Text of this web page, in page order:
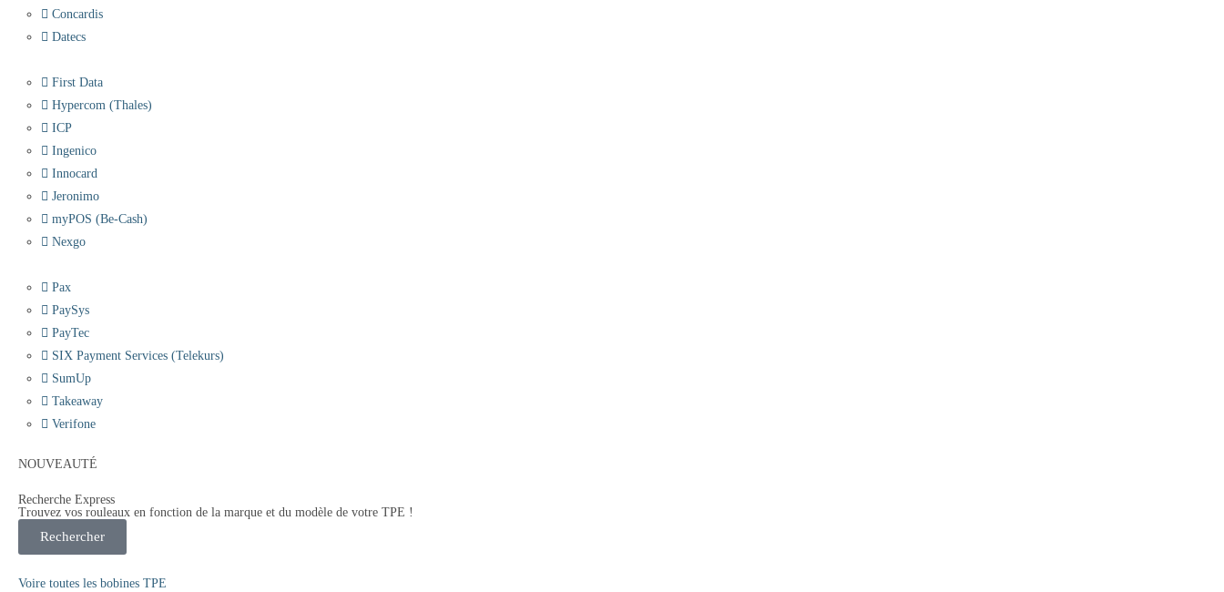
Concardis
Datecs
First Data
Hypercom (Thales)
ICP
Ingenico
Innocard
Jeronimo
myPOS (Be-Cash)
Nexgo
Pax
PaySys
PayTec
SIX Payment Services (Telekurs)
SumUp
Takeaway
Verifone
NOUVEAUTÉ
Recherche Express
Trouvez vos rouleaux en fonction de la marque et du modèle de votre TPE !
Rechercher
Voire toutes les bobines TPE